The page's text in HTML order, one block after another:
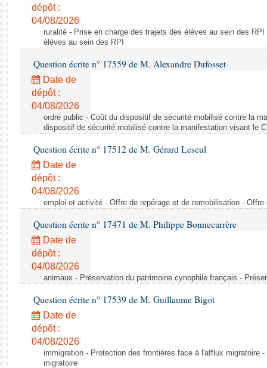
dépôt :
04/08/2026
ruralité - Prise en charge des trajets des élèves au sein des
élèves au sein des RPI
Question écrite n° 17559 de M. Alexandre Dufosset
Date de
dépôt :
04/08/2026
ordre public - Coût du dispositif de sécurité mobilisé contre la
dispositif de sécurité mobilisé contre la manifestation visant le
Question écrite n° 17512 de M. Gérard Leseul
Date de
dépôt :
04/08/2026
emploi et activité - Offre de repérage et de remobilisation -
Question écrite n° 17471 de M. Philippe Bonnecarrère
Date de
dépôt :
04/08/2026
animaux - Préservation du patrimoine cynophile français -
Question écrite n° 17539 de M. Guillaume Bigot
Date de
dépôt :
04/08/2026
immigration - Protection des frontières face à l'afflux migratoire
migratoire